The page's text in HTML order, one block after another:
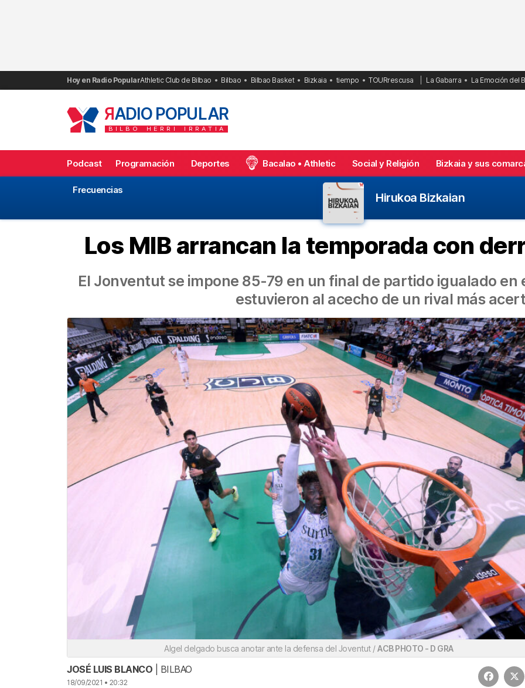
Hoy en Radio PopularAthletic Club de Bilbao Bilbao Bilbao Basket Bizkaia tiempo TOURrescusa La Gabarra La Emoción del
RADIO POPULAR
BILBO HERRI IRRATIA
Podcast Programación Deportes Bacalao • Athletic Social y Religión Bizkaia y sus
Frecuencias
Hirukoa Bizkaian
Los MIB arrancan la temporada con
El Jonventut se impone 85-79 en un final de partido igualado en
estuvieron al acecho de un rival más
Algel delgado busca anotar ante la defensa del Joventut /ACB PHOTO - D GRA
JOSÉ LUIS BLANCO | BILBAO
18/09/2021 • 20:32